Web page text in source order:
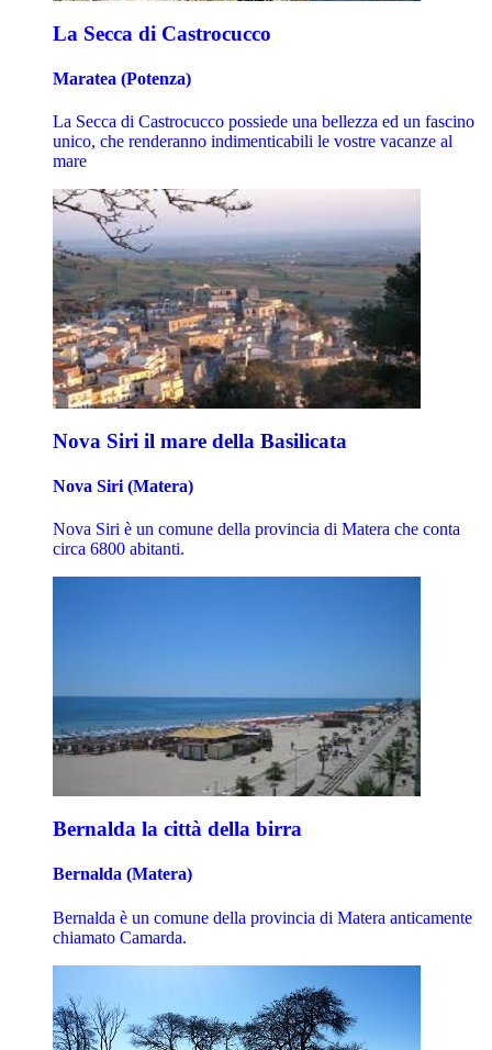
La Secca di Castrocucco
Maratea (Potenza)
La Secca di Castrocucco possiede una bellezza ed un fascino
unico, che renderanno indimenticabili le vostre vacanze al
mare
Nova Siri il mare della Basilicata
Nova Siri (Matera)
Nova Siri è un comune della provincia di Matera che conta
circa 6800 abitanti.
Bernalda la città della birra
Bernalda (Matera)
Bernalda è un comune della provincia di Matera anticamente
chiamato Camarda.